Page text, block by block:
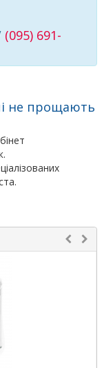
(095) 691-
не прощають